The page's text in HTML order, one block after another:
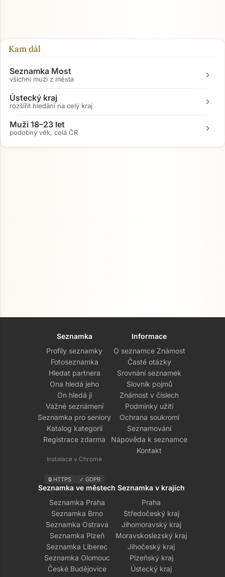
Kam dál
Seznamka Most
všichni muži z města chevron_right
Ústecký kraj
rozšířit hledání na celý kraj chevron_right
Muži 18–23 let
podobný věk, celá ČR chevron_right
Seznamka
Profily seznamky
Fotoseznamka
Hledat partnera
Ona hledá jeho
On hledá ji
Vážné seznámení
Seznamka pro seniory
Katalog kategorií
Registrace zdarma
Instalace v Chrome
🔒 HTTPS ✓ GDPR
Informace
O seznamce Známost
Časté otázky
Srovnání seznamek
Slovník pojmů
Známost v číslech
Podmínky užití
Ochrana soukromí
Seznamování
Nápověda k seznamce
Kontakt
Seznamka ve městech
Seznamka Praha
Seznamka Brno
Seznamka Ostrava
Seznamka Plzeň
Seznamka Liberec
Seznamka Olomouc
České Budějovice
Seznamka v krajích
Praha
Středočeský kraj
Jihomoravský kraj
Moravskoslezský kraj
Jihočeský kraj
Plzeňský kraj
Ústecký kraj